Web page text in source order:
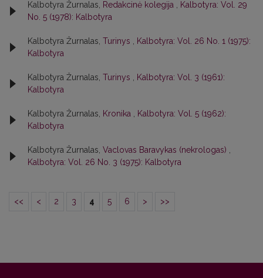
Kalbotyra Žurnalas, Redakcinė kolegija
Kalbotyra: Vol. 29
No. 5 (1978): Kalbotyra
Kalbotyra Žurnalas, Turinys
Kalbotyra: Vol. 26 No. 1 (1975):
Kalbotyra
Kalbotyra Žurnalas, Turinys
Kalbotyra: Vol. 3 (1961):
Kalbotyra
Kalbotyra Žurnalas, Kronika
Kalbotyra: Vol. 5 (1962):
Kalbotyra
Kalbotyra Žurnalas, Vaclovas Baravykas (nekrologas)
Kalbotyra: Vol. 26 No. 3 (1975): Kalbotyra
<< < 2 3 4 5 6 > >>